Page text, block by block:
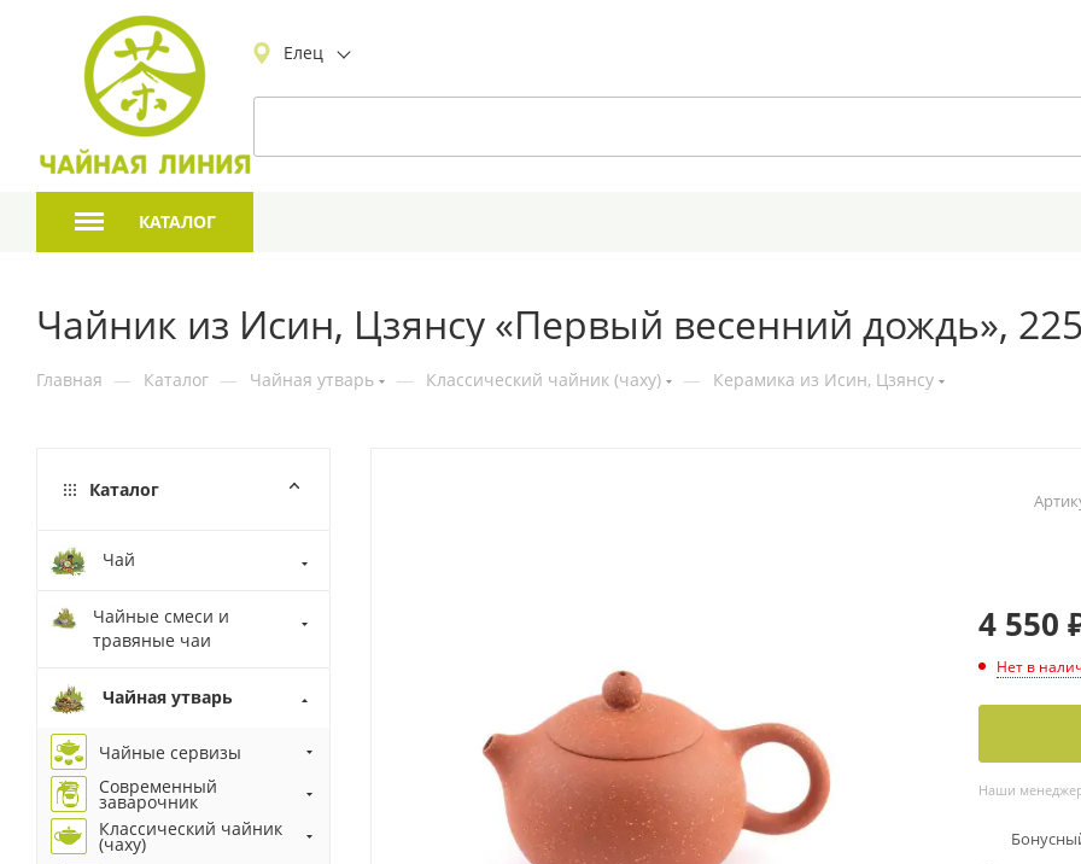
Елец
КАТАЛОГ
Чайник из Исин, Цзянсу «Первый весенний дождь»,
Главная — Каталог — Чайная утварь — Классический чайник (чаху) — Керамика из Исин, Цзянсу
4 550
Нет в
Наши
Каталог
Чай
Чайные смеси и
травяные чаи
Чайная утварь
Чайные сервизы
Современный
заварочник
Классический чайник
(чаху)